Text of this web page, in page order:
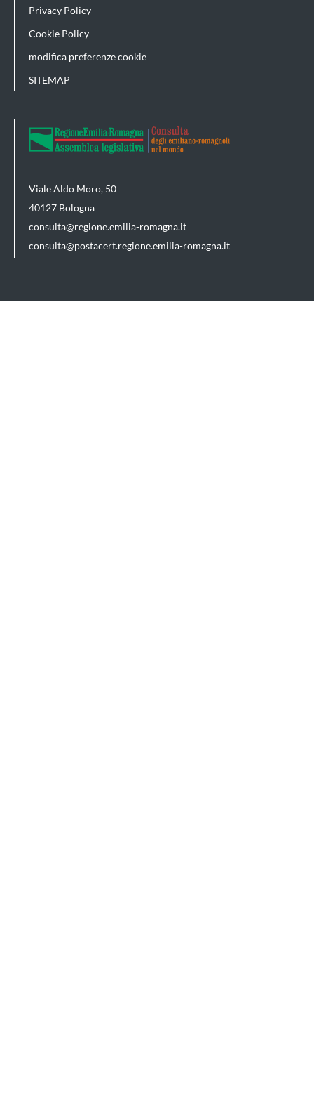
Privacy Policy
Cookie Policy
modifica preferenze cookie
SITEMAP
Viale Aldo Moro, 50
40127 Bologna
consulta@regione.emilia-romagna.it
consulta@postacert.regione.emilia-romagna.it